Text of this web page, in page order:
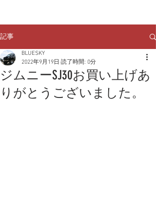
記事
ジムニーSJ30お買い上げあ
りがとうございました。
BLUESKY
2022年9月19日 読了時間: 0分